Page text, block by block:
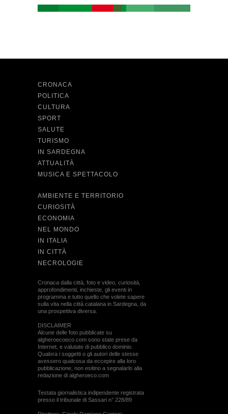
CRONACA
POLITICA
CULTURA
SPORT
SALUTE
TURISMO
IN SARDEGNA
ATTUALITÀ
MUSICA E SPETTACOLO
AMBIENTE E TERRITORIO
CURIOSITÀ
ECONOMIA
NEL MONDO
IN ITALIA
IN CITTÀ
NECROLOGIE
Cronaca dalla città, foto e video, curiosità,
approfondimenti, inchieste, gli eventi in
programma e tutto quello che volete sapere
sulla vita nella città catalana in Sardegna, da
una prospettiva diversa.
DISCLAIMER
Alcune delle foto pubblicate su
algheroecoeco.com sono state prese da
Internet, e valutate di pubblico dominio.
Qualora i soggetti o gli autori delle stesse
avessero qualcosa da eccepire alla loro
pubblicazione, non esitino a segnalarlo alla
redazione di algheroeco.com
Testata giornalistica indipendente registrata
presso il tribunale di Sassari n° 228/89